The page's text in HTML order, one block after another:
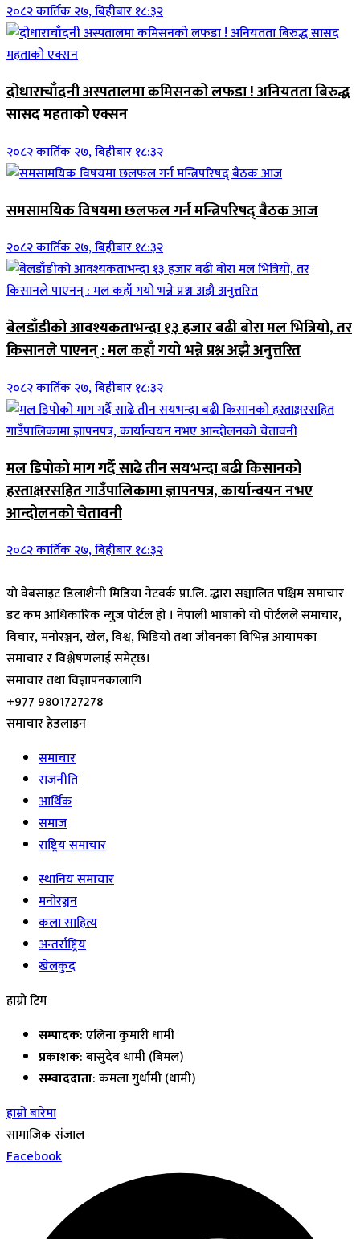
२०८२ कार्तिक २७, बिहीबार १८:३२
दोधाराचाँदनी अस्पतालमा कमिसनको लफडा ! अनियतता बिरुद्ध
सासद महताको एक्सन
२०८२ कार्तिक २७, बिहीबार १८:३२
समसामयिक विषयमा छलफल गर्न मन्त्रिपरिषद् बैठक आज
२०८२ कार्तिक २७, बिहीबार १८:३२
बेलडाँडीको आवश्यकताभन्दा १३ हजार बढी बोरा मल भित्रियो, तर
किसानले पाएनन् : मल कहाँ गयो भन्ने प्रश्न अझै अनुत्तरित
२०८२ कार्तिक २७, बिहीबार १८:३२
मल डिपोको माग गर्दै साढे तीन सयभन्दा बढी किसानको
हस्ताक्षरसहित गाउँपालिकामा ज्ञापनपत्र, कार्यान्वयन नभए
आन्दोलनको चेतावनी
२०८२ कार्तिक २७, बिहीबार १८:३२
यो वेबसाइट डिलाशैनी मिडिया नेटवर्क प्रा.लि. द्धारा सञ्चालित पश्चिम समाचार
डट कम आधिकारिक न्युज पोर्टल हो । नेपाली भाषाको यो पोर्टलले समाचार,
विचार, मनोरञ्जन, खेल, विश्व, भिडियो तथा जीवनका विभिन्न आयामका
समाचार र विश्लेषणलाई समेट्छ।
समाचार तथा विज्ञापनकालागि
+977 9801727278
समाचार हेडलाइन
समाचार
राजनीति
आर्थिक
समाज
राष्ट्रिय समाचार
स्थानिय समाचार
मनोरञ्जन
कला साहित्य
अन्तर्राष्ट्रिय
खेलकुद
हाम्रो टिम
सम्पादक: एलिना कुमारी धामी
प्रकाशक: बासुदेव धामी (बिमल)
सम्वाददाता: कमला गुर्धामी (धामी)
हाम्रो बारेमा
सामाजिक संजाल
Facebook